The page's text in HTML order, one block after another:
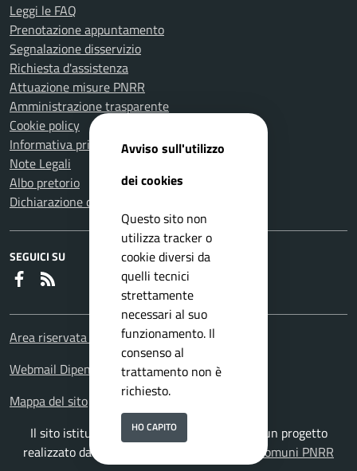
Leggi le FAQ
Prenotazione appuntamento
Segnalazione disservizio
Richiesta d'assistenza
Attuazione misure PNRR
Amministrazione trasparente
Cookie policy
Informativa privacy
Note Legali
Albo pretorio
Dichiarazione di accessibilità
SEGUICI SU
Faceboook
Area riservata Dipendenti
Webmail Dipendenti
Mappa del sito
Il sito istituzionale del Comune di Velletri è un progetto
realizzato da
Soluzione Comuni PNRR
Avviso sull'utilizzo
dei cookies
Questo sito non
utilizza tracker o
cookie diversi da
quelli tecnici
strettamente
necessari al suo
funzionamento. Il
consenso al
trattamento non è
richiesto.
HO CAPITO